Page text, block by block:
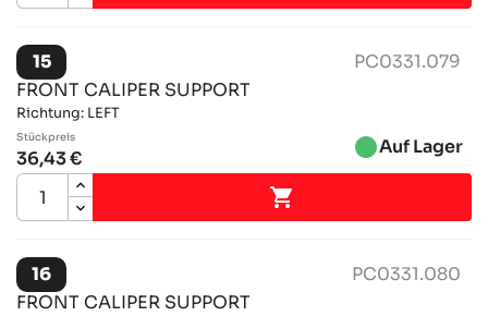
15
PC0331.079
FRONT CALIPER SUPPORT
Richtung: LEFT
Stückpreis
36,43 € brightness_1Auf Lager

16
PC0331.080
FRONT CALIPER SUPPORT